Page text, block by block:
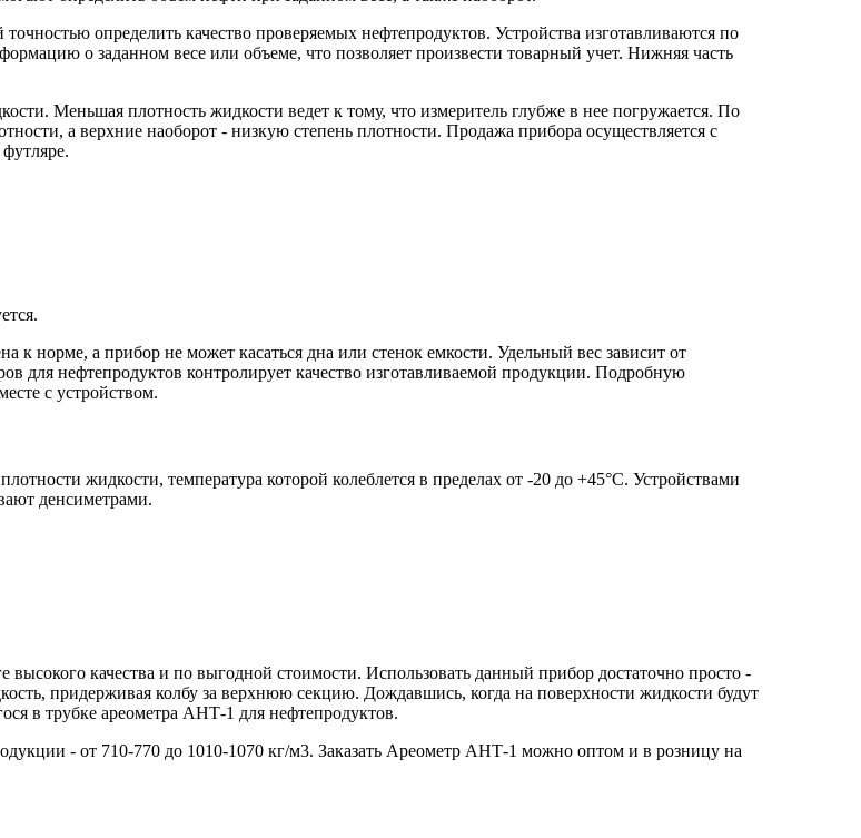
определить качество проверяемых нефтепродуктов. Устройства изготавливаются по
о заданном весе или объеме, что позволяет произвести товарный учет. Нижняя часть
Меньшая плотность жидкости ведет к тому, что измеритель глубже в нее погружается. По
а верхние наоборот - низкую степень плотности. Продажа прибора осуществляется с
к норме, а прибор не может касаться дна или стенок емкости. Удельный вес зависит от
для нефтепродуктов контролирует качество изготавливаемой продукции. Подробную
с устройством.
жидкости, температура которой колеблется в пределах от -20 до +45°C. Устройствами
денсиметрами.
качества и по выгодной стоимости. Использовать данный прибор достаточно просто -
придерживая колбу за верхнюю секцию. Дождавшись, когда на поверхности жидкости будут
в трубке ареометра АНТ-1 для нефтепродуктов.
- от 710-770 до 1010-1070 кг/м3. Заказать Ареометр АНТ-1 можно оптом и в розницу на